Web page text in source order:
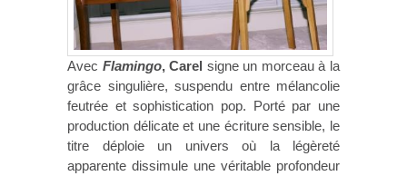
Avec Flamingo, Carel signe un morceau à la
grâce singulière, suspendu entre mélancolie
feutrée et sophistication pop. Porté par une
production délicate et une écriture sensible, le
titre déploie un univers où la légèreté
apparente dissimule une véritable profondeur